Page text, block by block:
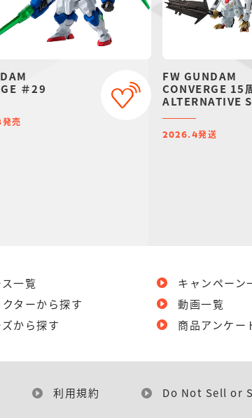
＃29
発売
FW GUNDAM
CONVERGE 15
ALTERNATIVE
2026.4発送
一覧
ターから探す
から探す
キャンペーン
動画一覧
商品アンケー
利用規約 Do Not Sell or